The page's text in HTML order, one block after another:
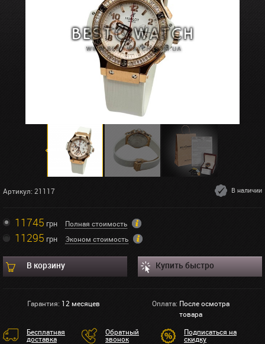
Артикул: 21117 В наличии
11745 грн Полная стоимость
11295 грн Эконом стоимость
В корзину Купить быстро
Гарантия: 12 месяцев Оплата: После осмотра
товара
Бесплатная
доставка
Обратный
звонок
Подписаться на
скидку